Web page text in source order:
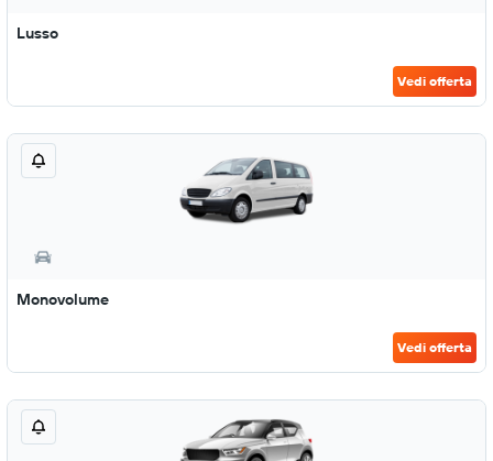
Lusso
Vedi offerta
Monovolume
Vedi offerta